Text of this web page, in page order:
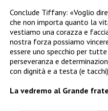
Conclude Tiffany: «Voglio
che non importa quanto la
vestiamo una corazza e
nostra forza possiamo
essere uno specchio per
perseveranza e
con dignità e a testa (e
La vedremo al Grande